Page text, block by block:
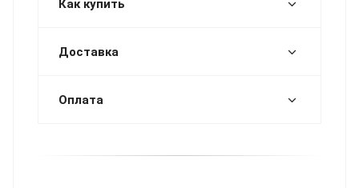
Как купить
Доставка
Оплата